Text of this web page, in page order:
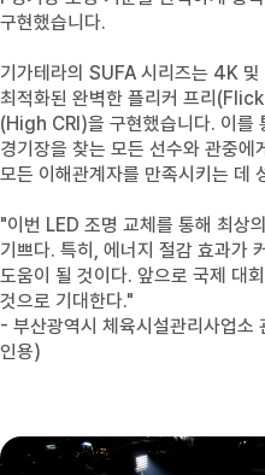
구현했습니다.
기가테라의 SUFA 시리즈는 4K
최적화된 완벽한 플리커 프리
(High CRI)을 구현했습니다. 이를
경기장을 찾는 모든 선수와 관중에
모든 이해관계자를 만족시키는 데
"이번 LED 조명 교체를 통해 최상
기쁘다. 특히, 에너지 절감 효과가
도움이 될 것이다. 앞으로 국제 대
것으로 기대한다."
- 부산광역시 체육시설관리사업
인용)